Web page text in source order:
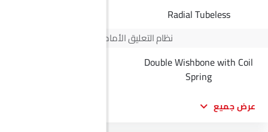
Radial Tubeless
نظام التعليق الأمامي
Double Wishbone with Coil
Spring
عرض جميع